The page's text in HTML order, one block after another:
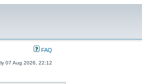
FAQ
07 Aug 2026, 22:12